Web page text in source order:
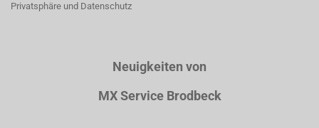
Privatsphäre und Datenschutz
Neuigkeiten von
MX Service Brodbeck